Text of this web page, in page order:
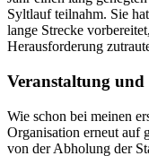
Syltlauf teilnahm. Sie
lange Strecke
Herausforderung
Veranstaltung
Wie schon bei meinen
Organisation erneut auf
von der Abholung der